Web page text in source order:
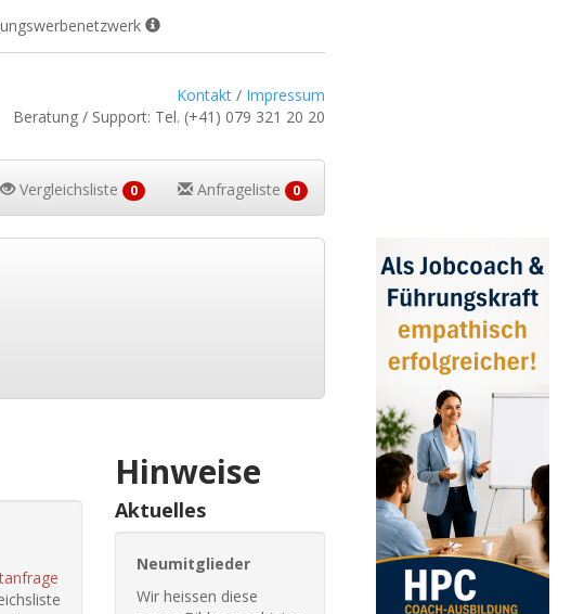
Kontakt / Impressum
Beratung / Support: Tel. (+41) 079 321 20 20
Vergleichsliste 0 Anfrageliste 0
Hinweise
Aktuelles
Neumitglieder
Wir heissen diese